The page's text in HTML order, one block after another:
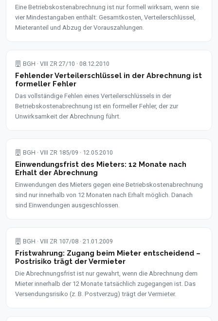
Eine Betriebskostenabrechnung ist nur formell wirksam, wenn sie
vier Mindestangaben enthält: Gesamtkosten, Verteilerschlüssel,
Mieteranteil und Abzug der Vorauszahlungen.
BGH · VIII ZR 27/10 · 08.12.2010
Fehlender Verteilerschlüssel in der Abrechnung ist
formeller Fehler
Das vollständige Fehlen eines Verteilerschlüssels in der
Betriebskostenabrechnung ist ein formeller Fehler, der zur
Unwirksamkeit der Abrechnung führt.
BGH · VIII ZR 185/09 · 12.05.2010
Einwendungsfrist des Mieters: 12 Monate nach
Erhalt der Abrechnung
Einwendungen des Mieters gegen eine Betriebskostenabrechnung
sind nur innerhalb von 12 Monaten nach Erhalt möglich. Danach
sind Einwendungen ausgeschlossen.
BGH · VIII ZR 107/08 · 21.01.2009
Fristwahrung: Zugang beim Mieter entscheidend –
Postrisiko trägt der Vermieter
Die Abrechnungsfrist ist nur gewahrt, wenn die Abrechnung dem
Mieter innerhalb der 12 Monate tatsächlich zugegangen ist. Das
Versendungsrisiko (z. B. Postverzug) trägt der Vermieter.